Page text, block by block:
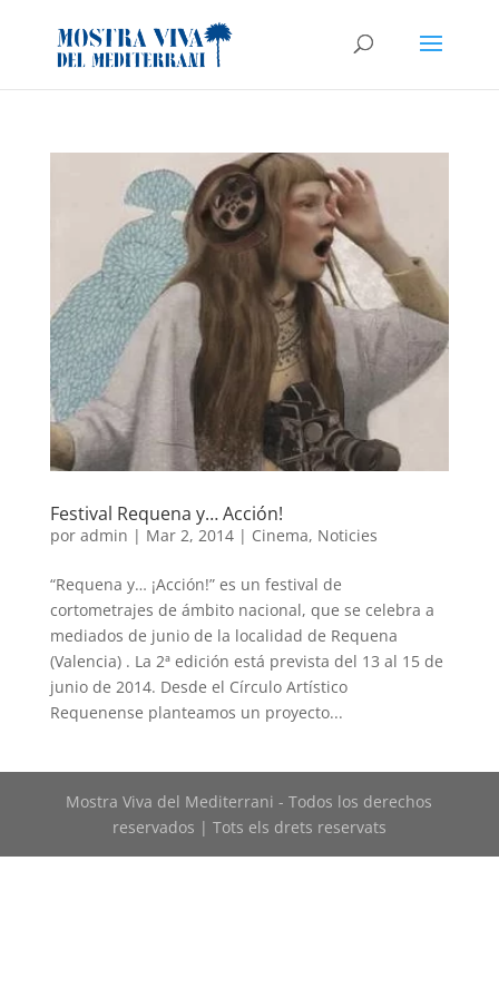
Festival Requena y… Acción!
por admin | Mar 2, 2014| Cinema, Noticies
“Requena y… ¡Acción!” es un festival de
cortometrajes de ámbito nacional, que se celebra a
mediados de junio de la localidad de Requena
(Valencia) . La 2ª edición está prevista del 13 al 15 de
junio de 2014. Desde el Círculo Artístico
Requenense planteamos un proyecto...
Mostra Viva del Mediterrani - Todos los derechos
reservados | Tots els drets reservats